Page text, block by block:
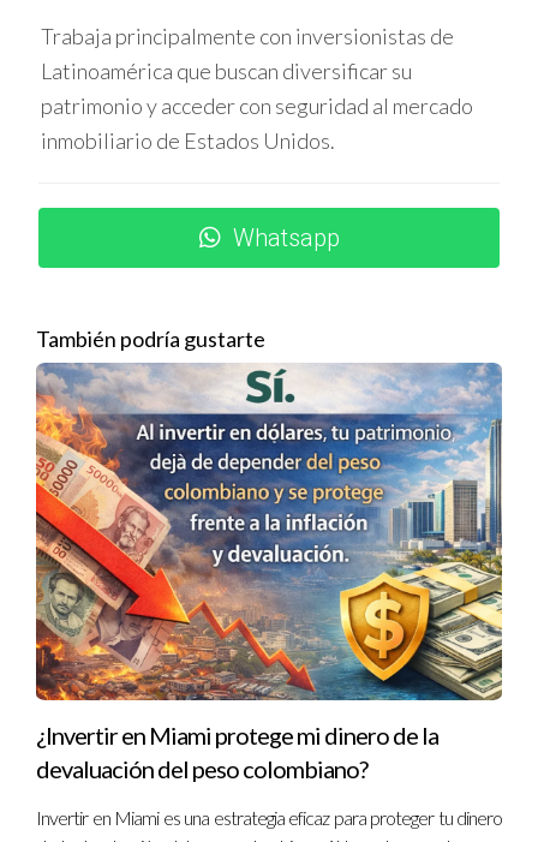
hace dos años. A pesar de la pandemia, el valor del
inmueble ha aumentado un 15%. Esto resalta cómo las
inversiones inmobiliarias pueden ser seguras y rentables.
Estudio de caso: Negocios en Miami
Brickell. La diversidad cultural atrajo a una clientela
amplia. En menos de un año, el negocio ya era rentable.
únicas para nuevos emprendimientos.
No te quedes con dudas sobre dónde invertir
tu dinero. ¡Infórmate bien antes de tomar una
decisión!
Pensar estratégicamente sobre tus finanzas
puede hacer una gran diferencia a largo
plazo. ¡No dudes en explorar ambas
opciones!
financiero profesional. ¡Consulta con
expertos para maximizar tus inversiones!
Trabaja principalmente con inversionistas de
Latinoamérica que buscan diversificar su
patrimonio y acceder con seguridad al mercado
inmobiliario de Estados Unidos.
Whatsapp
También podría gustarte
¿Invertir en Miami protege mi dinero de la
devaluación del peso colombiano?
Invertir en Miami es una estrategia eficaz para proteger tu dinero